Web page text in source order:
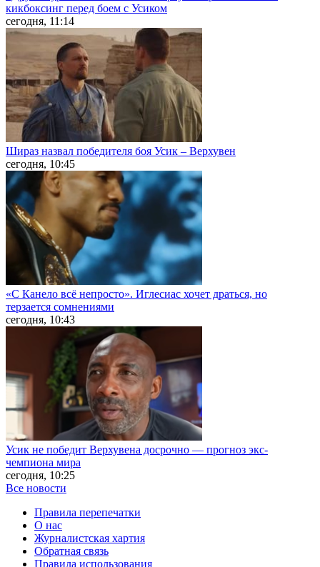
кикбоксинг перед боем с Усиком
сегодня, 11:14
Шираз назвал победителя боя Усик – Верхувен
сегодня, 10:45
«С Канело всё непросто». Иглесиас хочет драться, но
терзается сомнениями
сегодня, 10:43
Усик не победит Верхувена досрочно — прогноз экс-
чемпиона мира
сегодня, 10:25
Все новости
Правила перепечатки
О нас
Журналистская хартия
Обратная связь
Правила использования